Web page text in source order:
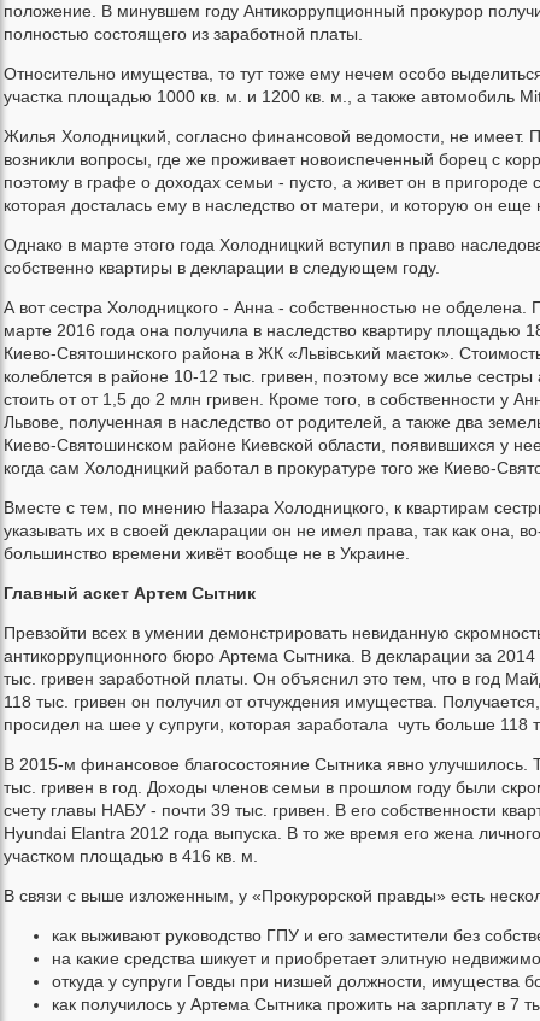
положение. В минувшем году Антикоррупционный прокурор
полностью состоящего из заработной платы.
Относительно имущества, то тут тоже ему нечем особо
участка площадью 1000 кв. м. и 1200 кв. м., а также автомобиль
Жилья Холодницкий, согласно финансовой ведомости, не имеет.
возникли вопросы, где же проживает новоиспеченный борец с
поэтому в графе о доходах семьи - пусто, а живет он в пригороде
которая досталась ему в наследство от матери, и которую он
Однако в марте этого года Холодницкий вступил в право
собственно квартиры в декларации в следующем году.
А вот сестра Холодницкого - Анна - собственностью не
марте 2016 года она получила в наследство квартиру площадью
Киево-Святошинского района в ЖК «Львівський маєток».
колеблется в районе 10-12 тыс. гривен, поэтому все жилье
стоить от от 1,5 до 2 млн гривен. Кроме того, в собственности у
Львове, полученная в наследство от родителей, а также два
Киево-Святошинском районе Киевской области, появившихся у
когда сам Холодницкий работал в прокуратуре того же Киево-
Вместе с тем, по мнению Назара Холодницкого, к квартирам
указывать их в своей декларации он не имел права, так как она,
большинство времени живёт вообще не в Украине.
Главный аскет Артем Сытник
Превзойти всех в умении демонстрировать невиданную
антикоррупционного бюро Артема Сытника. В декларации за 2014
тыс. гривен заработной платы. Он объяснил это тем, что в год
118 тыс. гривен он получил от отчуждения имущества.
просидел на шее у супруги, которая заработала чуть больше 118
В 2015-м финансовое благосостояние Сытника явно улучшилось.
тыс. гривен в год. Доходы членов семьи в прошлом году были
счету главы НАБУ - почти 39 тыс. гривен. В его собственности
Hyundai Elantra 2012 года выпуска. В то же время его жена
участком площадью в 416 кв. м.
В связи с выше изложенным, у «Прокурорской правды» есть
как выживают руководство ГПУ и его заместители без
на какие средства шикует и приобретает элитную
откуда у супруги Говды при низшей должности, имущества
как получилось у Артема Сытника прожить на зарплату в 7